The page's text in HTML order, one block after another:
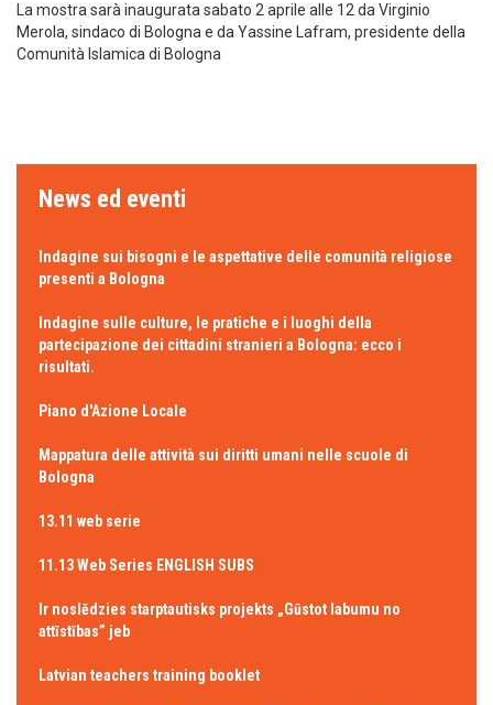
La mostra sarà inaugurata sabato 2 aprile alle 12 da Virginio
Merola, sindaco di Bologna e da Yassine Lafram, presidente della
Comunità Islamica di Bologna
News ed eventi
Indagine sui bisogni e le aspettative delle comunità religiose
presenti a Bologna
Indagine sulle culture, le pratiche e i luoghi della
partecipazione dei cittadini stranieri a Bologna: ecco i
risultati.
Piano d'Azione Locale
Mappatura delle attività sui diritti umani nelle scuole di
Bologna
13.11 web serie
11.13 Web Series ENGLISH SUBS
Ir noslēdzies starptautisks projekts „Gūstot labumu no
attīstības” jeb
Latvian teachers training booklet